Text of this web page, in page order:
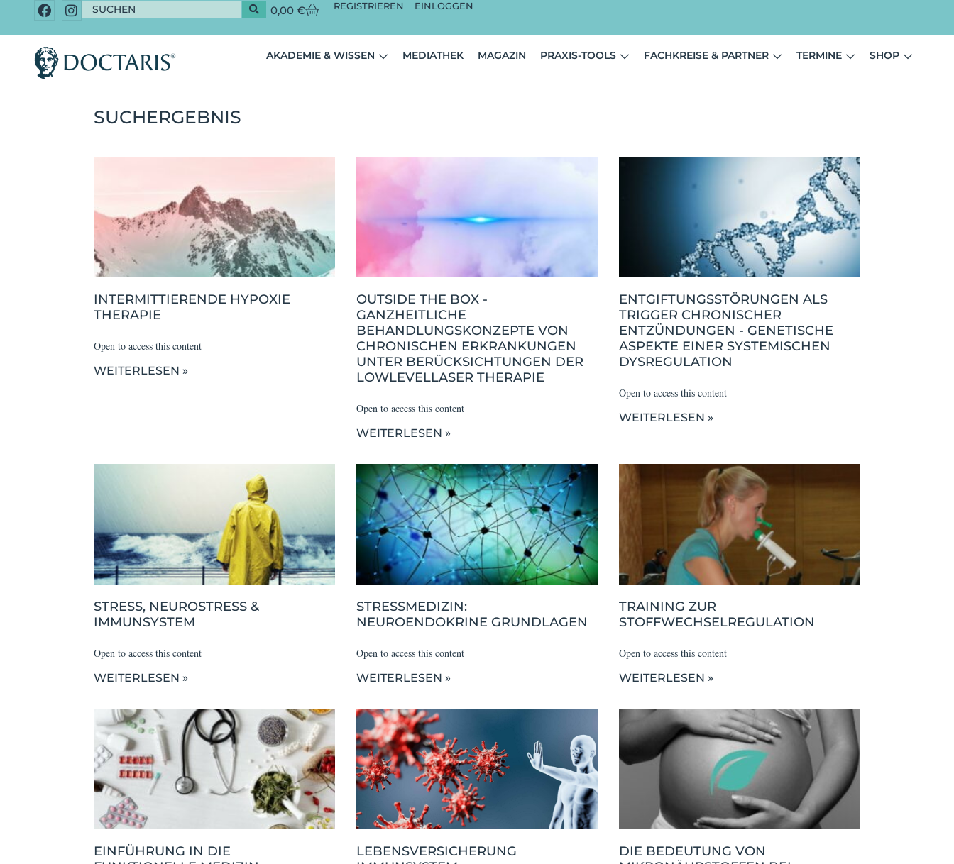
0,00€ REGISTRIEREN EINLOGGEN
AKADEMIE & WISSEN MEDIATHEK MAGAZIN PRAXIS-TOOLS FACHKREISE & PARTNER TERMINE SHOP
SUCHERGEBNIS
INTERMITTIERENDE HYPOXIE
THERAPIE
Open to access this content
WEITERLESEN »
OUTSIDE THE BOX -
GANZHEITLICHE
BEHANDLUNGSKONZEPTE VON
CHRONISCHEN ERKRANKUNGEN
UNTER BERÜCKSICHTUNGEN DER
LOWLEVELLASER THERAPIE
Open to access this content
WEITERLESEN »
ENTGIFTUNGSSTÖRUNGEN ALS
TRIGGER CHRONISCHER
ENTZÜNDUNGEN - GENETISCHE
ASPEKTE EINER SYSTEMISCHEN
DYSREGULATION
Open to access this content
WEITERLESEN »
STRESS, NEUROSTRESS &
IMMUNSYSTEM
Open to access this content
WEITERLESEN »
STRESSMEDIZIN:
NEUROENDOKRINE GRUNDLAGEN
Open to access this content
WEITERLESEN »
TRAINING ZUR
STOFFWECHSELREGULATION
Open to access this content
WEITERLESEN »
EINFÜHRUNG IN DIE
LEBENSVERSICHERUNG
DIE BEDEUTUNG VON